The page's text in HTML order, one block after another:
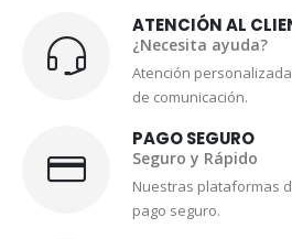
ATENCIÓN AL
¿Necesita ayuda?
Atención
de comunicación.
PAGO SEGURO
Seguro y Rápido
Nuestras plataformas
pago seguro.